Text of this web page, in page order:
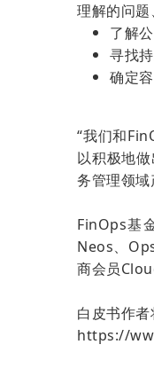
理解的问题
了解
寻找
确定
“我们和
以积极地
务管理领
FinOps基
Neos、
商会员
白皮书作
https://